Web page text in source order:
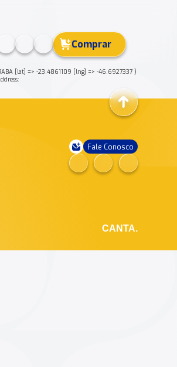
Comprar
[lat] => -23.4861109 [lng] => -46.6927337 )
Fale Conosco
CANTA.